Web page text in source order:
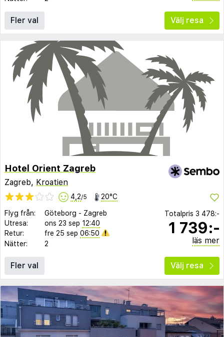
Fler val Välj resa
Hotel Orient Zagreb
Zagreb, Kroatien
4,2/5 20°C
Flyg från: Göteborg - Zagreb
Utresa:
ons 23 sep 12:40
Retur:
fre 25 sep 06:50
Nätter:
2
Totalpris 3 478:-
1 739:-
läs mer
Fler val Välj resa